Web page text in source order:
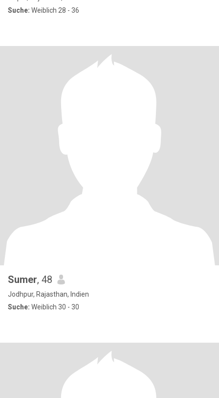
Suche: Weiblich 28 - 36
Sumer, 48
Jodhpur, Rajasthan, Indien
Suche: Weiblich 30 - 30